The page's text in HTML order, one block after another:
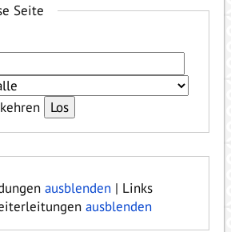
Seite
ausblenden | Links
ausblenden